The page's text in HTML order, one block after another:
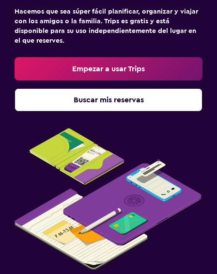
Hacemos que sea súper fácil planificar, organizar y viajar
con los amigos o la familia. Trips es gratis y está
disponible para su uso independientemente del lugar en
el que reserves.
Empezar a usar Trips
Buscar mis reservas